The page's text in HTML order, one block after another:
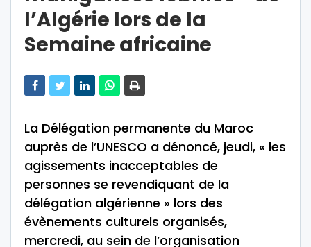
l’Algérie lors de la
Semaine africaine
La Délégation permanente du Maroc
auprès de l’UNESCO a dénoncé, jeudi, « les
agissements inacceptables de
personnes se revendiquant de la
délégation algérienne » lors des
évènements culturels organisés,
mercredi, au sein de l’organisation